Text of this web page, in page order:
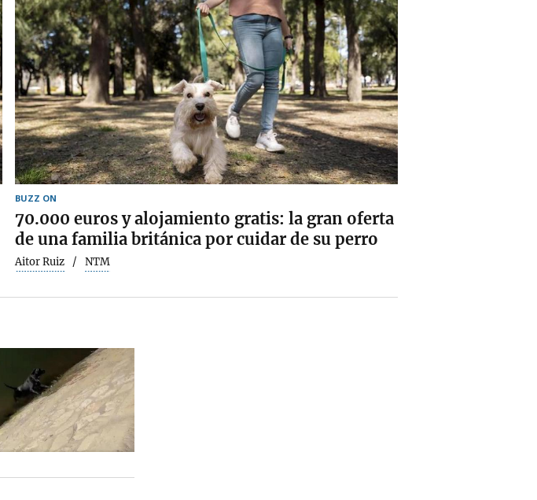
BUZZ ON
70.000 euros y alojamiento gratis: la gran oferta
de una familia británica por cuidar de su perro
Aitor Ruiz NTM